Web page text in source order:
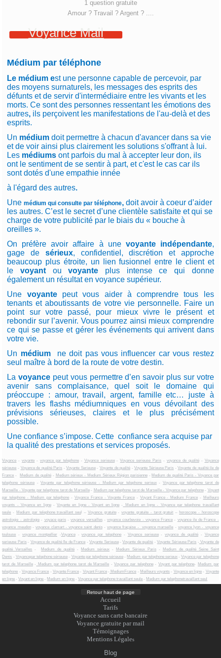
1 question gratuite
Amour ? Travail ? Argent ? ....
Voyance Mail
Médium par téléphone
Le médium est une personne capable de percevoir, par
des moyens surnaturels, les messages des esprits des
défunts et de servir d'intermédiaire entre les vivants et les
morts. Cesont des personnes ressentant les émotions des
autres, ils perçoivent les manifestations de l'au-delà et des
esprits.
Un médium doit permettre à chacun d'avancer dans sa vie
et de voir ainsi plus clairement les solutions s'offrant à lui.
Les médiums ont parfois du mal à accepter leur don, ils
ont le sentiment de se sentir à part, et c'est le cas car ils
sont dotés d'une empathie innée
à l'égard des autres.
Unemédium qui consulte par téléphone, doit avoir à coeur d’aider
les autres. C’est le secret d’une clientèle satisfaite et qui se
charge de votre publicité par le biais du « bouche à
oreilles ».
On préfère avoir affaire à unevoyante indépendante,
gage de sérieux, confidentiel, discrétion et approche
beaucoup plus étroite, un lien fusionnel entre le client et
levoyant ou voyante plus intense ce qui donne
également un résultat en voyance supérieur.
Une voyantepeut vous aider à comprendre tous les
tenants et aboutissants de votre vie personnelle. Faire un
point sur votre passé, pour mieux vivre le présent et
rebondir sur l’avenir. Vous pourrez ainsi mieux comprendre
ce qui se passe et gérer les événements qui arrivent dans
votre vie.
Un médiumne doit pas vous influencer car vous restez
seul maître à bord de la route de votre destin.
Lavoyance peut vous permettre d’en savoir plus sur votre
avenir sans complaisance, quel soit le domaine qui
préoccupe : amour, travail, argent, famille etc… juste à
travers les flashs médiumniques en vous dévoilant des
prévisions sérieuses, claires et le plus précisément
possible.
Une confiance s’impose. Cette confiance sera acquise par
la qualité des prestations et services proposés.
Voyance -voyante -voyance par telephone- Voyance serieuse-Voyance serieuse Paris - voyance de qualité- Voyance
sérieuse - Voyance de qualité Paris -Voyante Serieuse-Voyante de qualité -Voyante Sérieuse Paris -Voyante de qualité ile de
France - Medium de qualité- Medium sérieux - Medium Sérieux Région parisienne- Medium de qualité Paris - Voyance par
telephone sérieuse -Voyante par telephone sérieuse - Medium par telephone serieux- Voyance par telephone tarot de
Marseille - Voyante par telephone tarot de Marseille- Medium par telephone tarot de Marseille - Voyance par telephone- Voyant
par telephone - Medium par telephone -Voyance France - Voyante France - Voyant France - Medium France-
Meilleurs
voyants - Voyance en ligne-Voyante en ligne - Voyant en ligne-
Medium en ligne - Voyance par telephone travaillant
seule - Medium par telephone travaillant seu l – Voyance gratuite-voyante gratuite - tarot gratuit – horoscope - horoscope
astrologie - astrologie- voyace paris-voyance versailles-voyance courbevoie - voyance France - voyance ile de France -
voyance meudon-voyance clamart - voyance saint denis-voyance fraçaise - voyance marseille - voyance lyon - voyance
toulouse -voyance montpellier-Voyance-voyance par telephone - Voyance serieuse-voyance de qualité- Voyance
serieuse Paris- Voyance de qualité Ile de France -Voyante Serieuse-Voyante de qualité -Voyante Sérieuse Paris - Voyante de
qualité Versailles - Medium de qualité - Medium sérieux - Medium Sérieux Paris-
Medium de qualité Seine Saint
Denis - Voyancepar telephone sérieuse - Voyante par telephone sérieuse - Medium par telephone serieux-Voyance par telephone
tarot de Marseille- Medium par telephone tarot de Marseille -Voyance par telephone-Voyant par telephone-
Medium par
telephone - Voyance France - Voyante France - Voyant France- MediumFrance - Meilleurs voyants - Voyance en ligne - Voyante
en ligne -Voyant en ligne - Medium en ligne -Voyance par telephone travaillant seule - Medium par telephonetravaillant seul
Retour haut de page
Accueil
Tarifs
Voyance sans carte bancaire
Voyance gratuite par mail
Témoignages
Mentions Légales
Blog